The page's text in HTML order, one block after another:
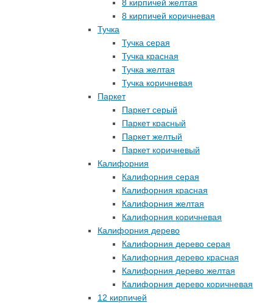
8 кирпичей желтая
8 кирпичей коричневая
Тучка
Тучка серая
Тучка красная
Тучка желтая
Тучка коричневая
Паркет
Паркет серый
Паркет красный
Паркет желтый
Паркет коричневый
Калифорния
Калифорния серая
Калифорния красная
Калифорния желтая
Калифорния коричневая
Калифорния дерево
Калифорния дерево серая
Калифорния дерево красная
Калифорния дерево желтая
Калифорния дерево коричневая
12 кирпичей